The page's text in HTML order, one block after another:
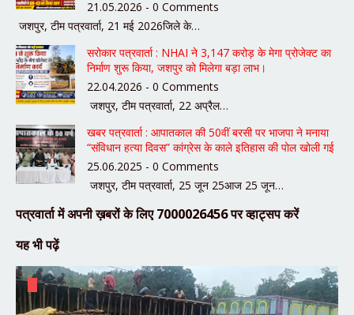
21.05.2026 - 0 Comments
जशपुर, टीम पत्रवार्ता, 21 मई 2026जिले के…
सरोकार पत्रवार्ता : NHAI ने 3,147 करोड़ के मेगा प्रोजेक्ट का
निर्माण शुरू किया, जशपुर को मिलेगा बड़ा लाभ।
22.04.2026 - 0 Comments
जशपुर, टीम पत्रवार्ता, 22 अप्रैल…
खबर पत्रवार्ता : आपातकाल की 50वीं बरसी पर भाजपा ने मनाया
“संविधान हत्या दिवस” कांग्रेस के काले इतिहास की पोल खोली गई
25.06.2025 - 0 Comments
जशपुर, टीम पत्रवार्ता, 25 जून 25आज 25 जून…
पत्रवार्ता में अपनी ख़बरों के लिए 7000026456 पर व्हाट्सप करें
यह भी पढ़ें